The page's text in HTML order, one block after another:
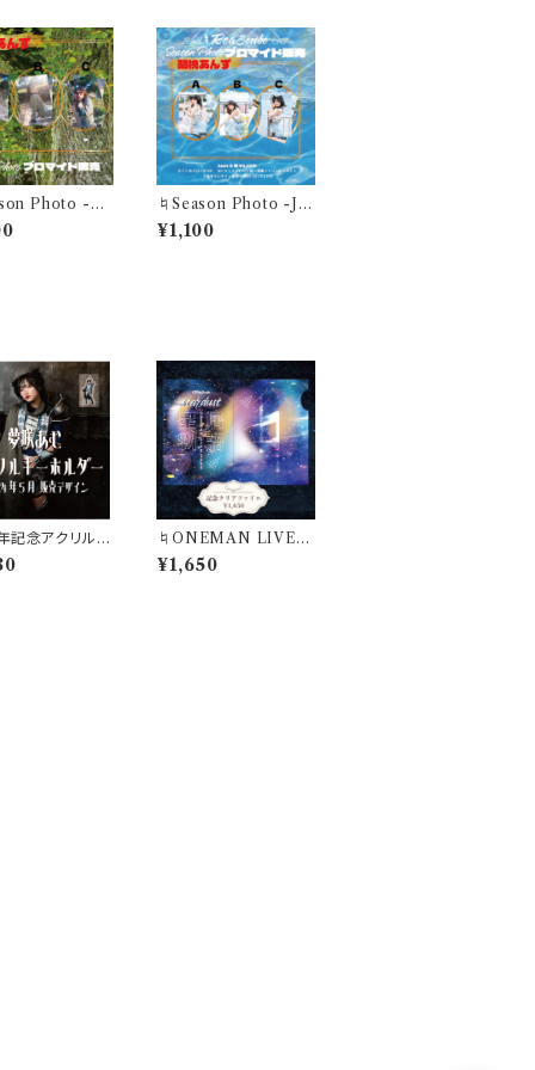
Photo -M
あんずブロマ
♮Season Photo -Jul
- "煌めくこの一瞬が 夏
色に溶けていく"胡桃あ
¥1,100
記念アクリルキ
ー【夢咲あむ】
♮ONEMAN LIVE『s
tardust』記念クリアフ
ァイル(A5サイズ)
¥1,650